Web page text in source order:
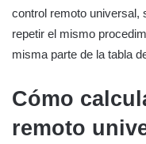
control remoto universal,
repetir el mismo
misma parte de la tabla
Cómo
remoto